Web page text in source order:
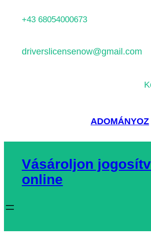
+43 68054000673
driverslicensenow@gmail.com
ADOMÁNYOZ
Vásároljon
online